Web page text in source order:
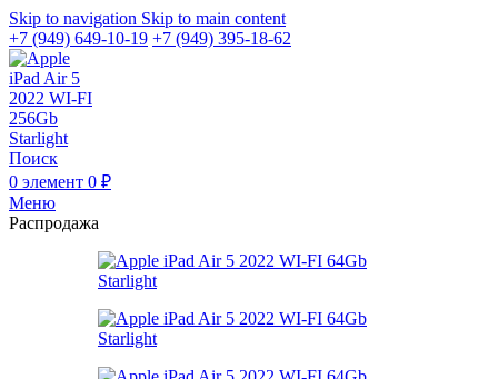
Skip to navigation Skip to main content
+7 (949) 649-10-19 +7 (949) 395-18-62
Поиск
0 элемент 0 ₽
Меню
Распродажа